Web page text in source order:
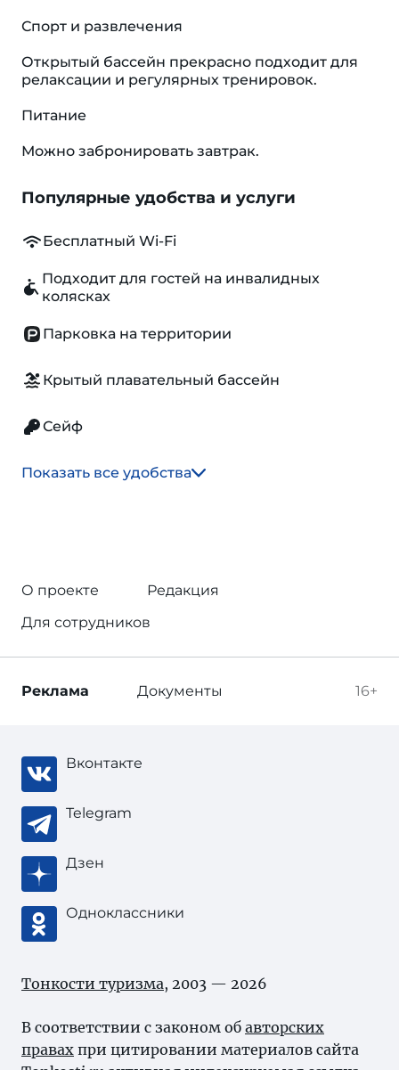
Спорт и развлечения
Открытый бассейн прекрасно подходит для
релаксации и регулярных тренировок.
Питание
Можно забронировать завтрак.
Популярные удобства и услуги
Бесплатный Wi-Fi
Подходит для гостей на инвалидных
колясках
Парковка на территории
Крытый плавательный бассейн
Сейф
Показать все удобства
О проекте
Редакция
Для сотрудников
16+
Реклама Документы
Вконтакте
Telegram
Дзен
Одноклассники
Тонкости туризма, 2003 — 2026
В соответствии с законом об авторских
правах при цитировании материалов сайта